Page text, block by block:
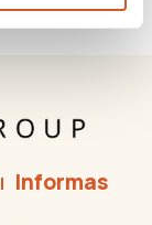
Informasjon